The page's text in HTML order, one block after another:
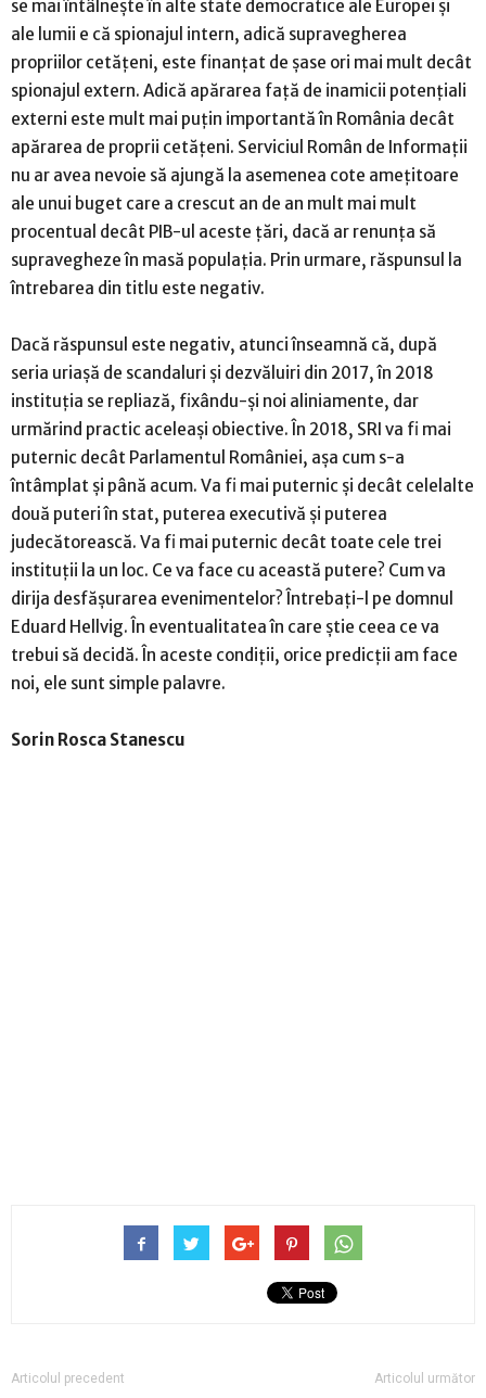
se mai întâlnește în alte state democratice ale Europei și
ale lumii e că spionajul intern, adică supravegherea
propriilor cetățeni, este finanțat de șase ori mai mult decât
spionajul extern. Adică apărarea față de inamicii potențiali
externi este mult mai puțin importantă în România decât
apărarea de proprii cetățeni. Serviciul Român de Informații
nu ar avea nevoie să ajungă la asemenea cote amețitoare
ale unui buget care a crescut an de an mult mai mult
procentual decât PIB-ul aceste țări, dacă ar renunța să
supravegheze în masă populația. Prin urmare, răspunsul la
întrebarea din titlu este negativ.
Dacă răspunsul este negativ, atunci înseamnă că, după
seria uriașă de scandaluri și dezvăluiri din 2017, în 2018
instituția se repliază, fixându-și noi aliniamente, dar
urmărind practic aceleași obiective. În 2018, SRI va fi mai
puternic decât Parlamentul României, așa cum s-a
întâmplat și până acum. Va fi mai puternic și decât celelalte
două puteri în stat, puterea executivă și puterea
judecătorească. Va fi mai puternic decât toate cele trei
instituții la un loc. Ce va face cu această putere? Cum va
dirija desfășurarea evenimentelor? Întrebați-l pe domnul
Eduard Hellvig. În eventualitatea în care știe ceea ce va
trebui să decidă. În aceste condiții, orice predicții am face
noi, ele sunt simple palavre.
Sorin Rosca Stanescu
Articolul precedent Articolul următor